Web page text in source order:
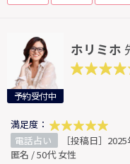
予約受付中
ホリミホ
満足度：
電話占い
［投稿日］
匿名 / 50代 女性